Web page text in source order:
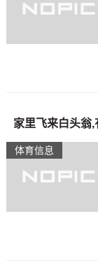
体育信息
家里飞来白头翁